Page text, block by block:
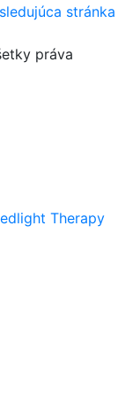
stránka
práva
Therapy